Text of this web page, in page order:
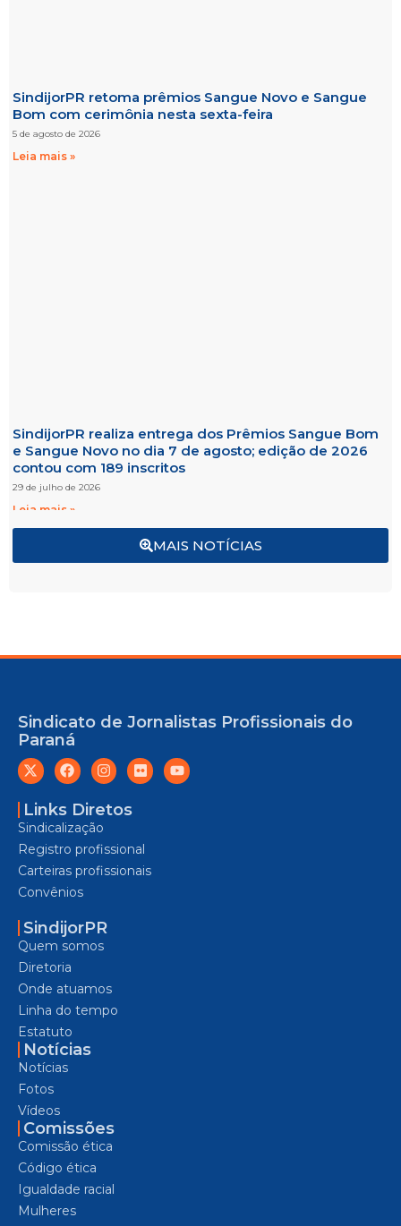
MAIS NOTÍCIAS
SindijorPR retoma prêmios Sangue Novo e Sangue
Bom com cerimônia nesta sexta-feira
5 de agosto de 2026
Leia mais »
SindijorPR realiza entrega dos Prêmios Sangue Bom
e Sangue Novo no dia 7 de agosto; edição de 2026
contou com 189 inscritos
29 de julho de 2026
Leia mais »
Sindicato de Jornalistas Profissionais do
Paraná
Links Diretos
Sindicalização
Registro profissional
Carteiras profissionais
Convênios
SindijorPR
Quem somos
Diretoria
Onde atuamos
Linha do tempo
Estatuto
Notícias
Notícias
Fotos
Vídeos
Comissões
Comissão ética
Código ética
Igualdade racial
Mulheres